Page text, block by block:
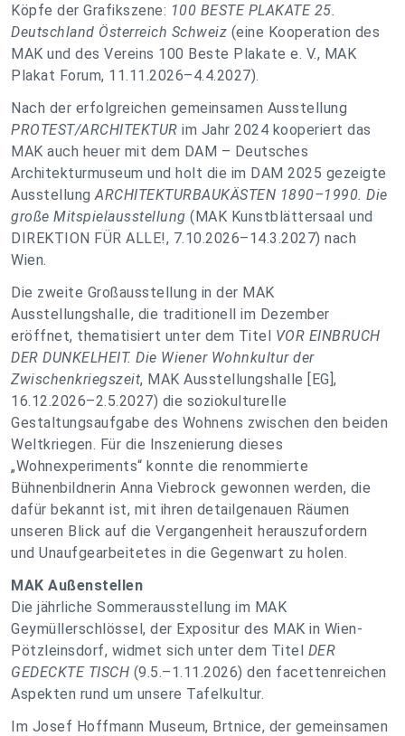
Köpfe der Grafikszene: 100 BESTE PLAKATE 25.
Deutschland Österreich Schweiz (eine Kooperation des
MAK und des Vereins 100 Beste Plakate e. V., MAK
Plakat Forum, 11.11.2026–4.4.2027).
Nach der erfolgreichen gemeinsamen Ausstellung
PROTEST/ARCHITEKTUR im Jahr 2024 kooperiert das
MAK auch heuer mit dem DAM – Deutsches
Architekturmuseum und holt die im DAM 2025 gezeigte
Ausstellung ARCHITEKTURBAUKÄSTEN 1890–1990. Die
große Mitspielausstellung (MAK Kunstblättersaal und
DIREKTION FÜR ALLE!, 7.10.2026–14.3.2027) nach
Wien.
Die zweite Großausstellung in der MAK
Ausstellungshalle, die traditionell im Dezember
eröffnet, thematisiert unter dem Titel VOR EINBRUCH
DER DUNKELHEIT. Die Wiener Wohnkultur der
Zwischenkriegszeit, MAK Ausstellungshalle [EG],
16.12.2026–2.5.2027) die soziokulturelle
Gestaltungsaufgabe des Wohnens zwischen den beiden
Weltkriegen. Für die Inszenierung dieses
„Wohnexperiments“ konnte die renommierte
Bühnenbildnerin Anna Viebrock gewonnen werden, die
dafür bekannt ist, mit ihren detailgenauen Räumen
unseren Blick auf die Vergangenheit herauszufordern
und Unaufgearbeitetes in die Gegenwart zu holen.
MAK Außenstellen
Die jährliche Sommerausstellung im MAK
Geymüllerschlössel, der Expositur des MAK in Wien-
Pötzleinsdorf, widmet sich unter dem Titel DER
GEDECKTE TISCH (9.5.–1.11.2026) den facettenreichen
Aspekten rund um unsere Tafelkultur.
Im Josef Hoffmann Museum, Brtnice, der gemeinsamen